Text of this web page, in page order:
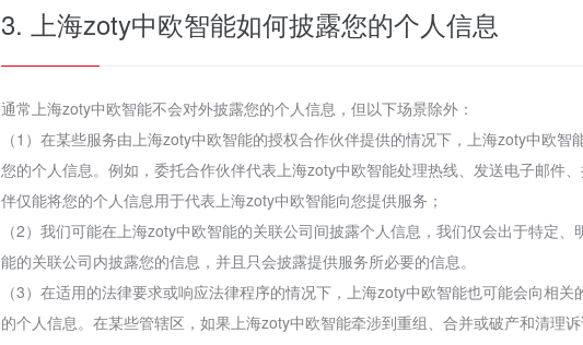
3. 上海zoty中欧智能如何披露您的个人信息
通常上海zoty中欧智能不会对外披露您的个人信息，但以下场景除外：
（1）在某些服务由上海zoty中欧智能的授权合作伙伴提供的情况下，上海zoty中欧
您的个人信息。例如，委托合作伙伴代表上海zoty中欧智能处理热线、发送电子邮件
伴仅能将您的个人信息用于代表上海zoty中欧智能向您提供服务；
（2）我们可能在上海zoty中欧智能的关联公司间披露个人信息，我们仅会出于特定
能的关联公司内披露您的信息，并且只会披露提供服务所必要的信息。
（3）在适用的法律要求或响应法律程序的情况下，上海zoty中欧智能也可能会向相
的个人信息。在某些管辖区，如果上海zoty中欧智能牵涉到重组、合并或破产和清理